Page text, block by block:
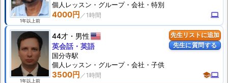
1年以上前
4000円 computer
個人 レッスン ・グループ・会社・特別
先生リストに追加
先生に質問する
1年以上前
44才 男性
3500円 schoolcomputer
英会話・英語
国分寺駅
個人 レッスン ・グループ・会社・子供